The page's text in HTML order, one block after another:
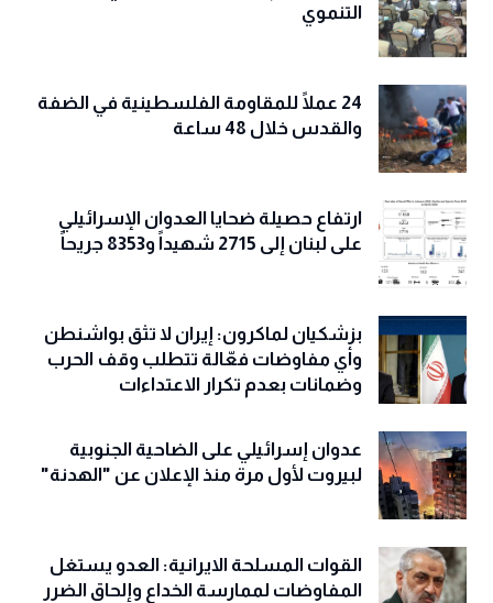
التنموي
24 عملًا للمقاومة الفلسطينية في الضفة
والقدس خلال 48 ساعة
ارتفاع حصيلة ضحايا العدوان الإسرائيلي
على لبنان إلى 2715 شهيداً و8353 جريحاً
بزشكيان لماكرون: إيران لا تثق بواشنطن
وأي مفاوضات فعّالة تتطلب وقف الحرب
وضمانات بعدم تكرار الاعتداءات
عدوان إسرائيلي على الضاحية الجنوبية
لبيروت لأول مرة منذ الإعلان عن "الهدنة"
القوات المسلحة الايرانية: العدو يستغل
المفاوضات لممارسة الخداع وإلحاق الضرر